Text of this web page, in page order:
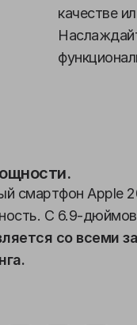
качестве
смартфон Apple
С 6.9-
со всеми